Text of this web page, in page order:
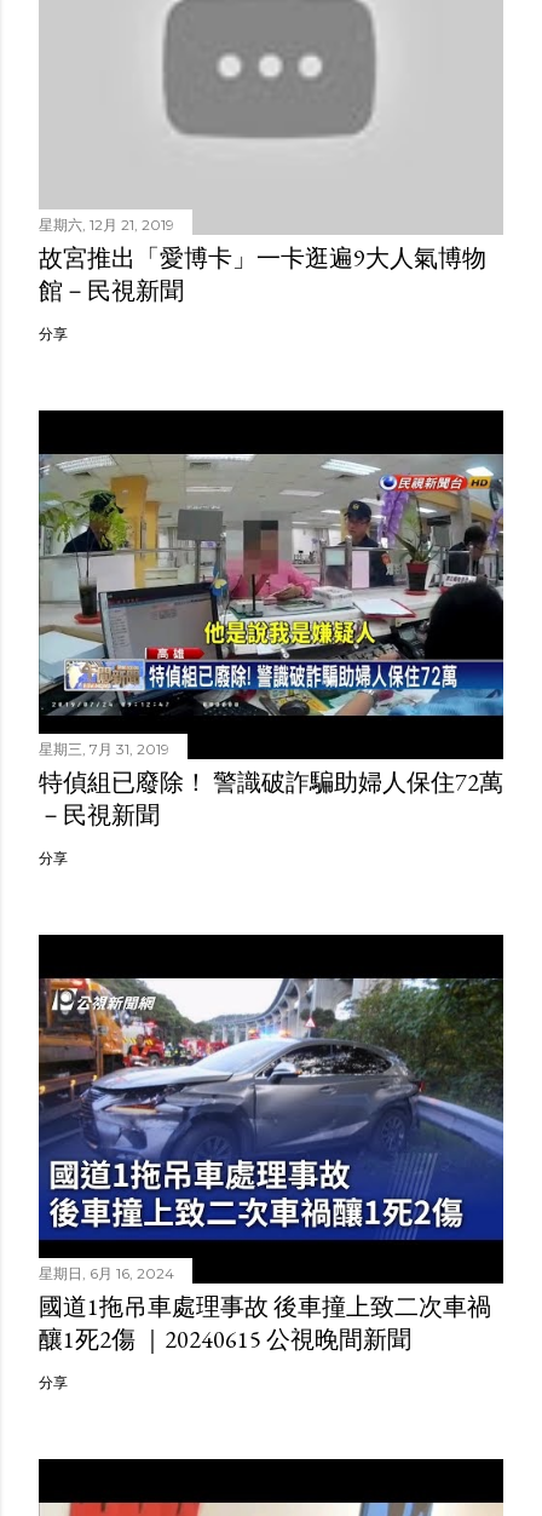
星期六, 12月 21, 2019
故宮推出「愛博卡」一卡逛遍9大人氣博物
館－民視新聞
分享
星期三, 7月 31, 2019
特偵組已廢除！ 警識破詐騙助婦人保住72萬
－民視新聞
分享
星期日, 6月 16, 2024
國道1拖吊車處理事故 後車撞上致二次車禍
釀1死2傷 ｜20240615 公視晚間新聞
分享